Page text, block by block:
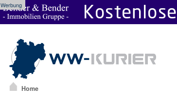
Werbung
Home